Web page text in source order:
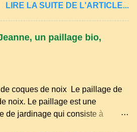
en Auvergne et dans
parties du Massif central . Il
parmi les dialectes du nord-
on trouve des mots typiques
(s'accroupir) ou "aze"
aussi pour désigner quelqu'un
LIRE LA SUITE DE L'ARTICLE...
un paillage bio,
coques de noix Le paillage de
noix. Le paillage est une
de jardinage qui consiste à